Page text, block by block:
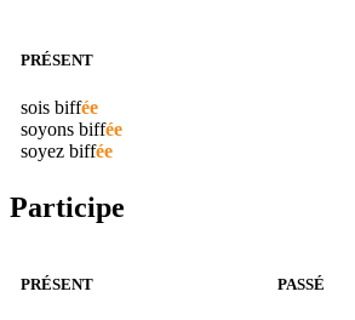
PRÉSENT
sois biffée
soyons biffée
soyez biffée
Participe
PRÉSENT PASSÉ